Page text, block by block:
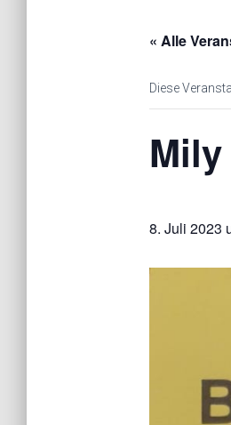
« Alle
Diese
8. Juli 2023